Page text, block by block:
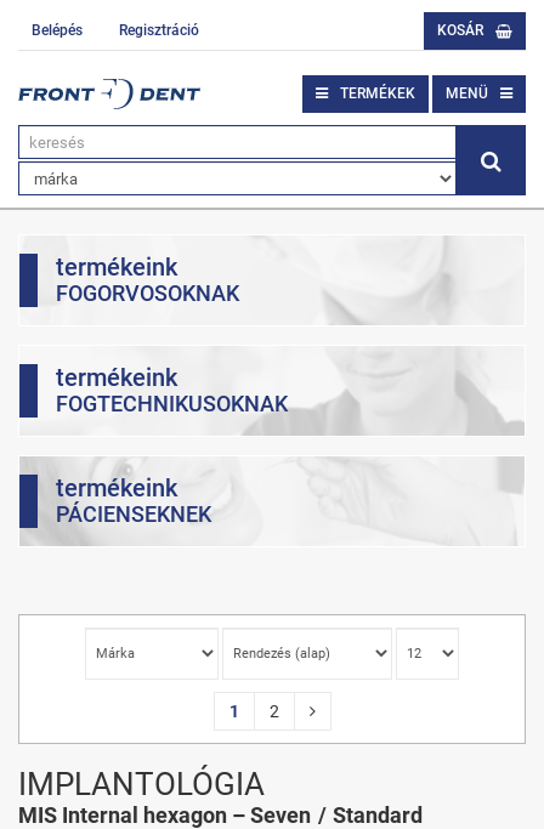
Belépés Regisztráció KOSÁR
TERMÉKEK MENÜ
termékeink
FOGORVOSOKNAK
termékeink
FOGTECHNIKUSOKNAK
termékeink
PÁCIENSEKNEK
1 2
IMPLANTOLÓGIA
MIS Internal hexagon – Seven
Standard